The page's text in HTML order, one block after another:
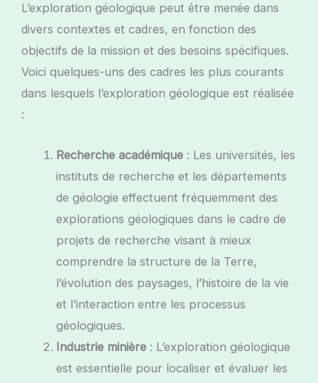
L’exploration géologique peut être menée dans
divers contextes et cadres, en fonction des
objectifs de la mission et des besoins spécifiques.
Voici quelques-uns des cadres les plus courants
dans lesquels l’exploration géologique est réalisée
:
Recherche académique : Les universités, les
instituts de recherche et les départements
de géologie effectuent fréquemment des
explorations géologiques dans le cadre de
projets de recherche visant à mieux
comprendre la structure de la Terre,
l’évolution des paysages, l’histoire de la vie
et l’interaction entre les processus
géologiques.
Industrie minière : L’exploration géologique
est essentielle pour localiser et évaluer les